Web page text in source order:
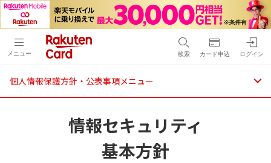
メニュー 検索 カード申込 ログイン
個人情報保護方針・公表事項メニュー
情報セキュリティ
基本方針